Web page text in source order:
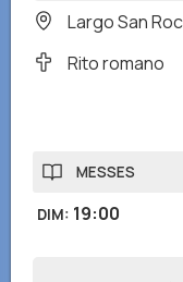
Largo San
Rito romano
MESSES
DIM: 19:00